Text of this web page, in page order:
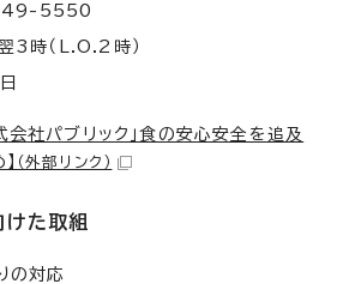
5550
3時（L.O.2時）
会社パブリック」食の安心安全を追及
（外部リンク）
けた取組
の対応